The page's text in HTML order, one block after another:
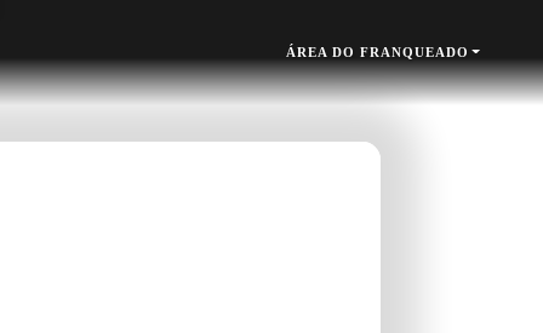
ÁREA DO FRANQUEADO